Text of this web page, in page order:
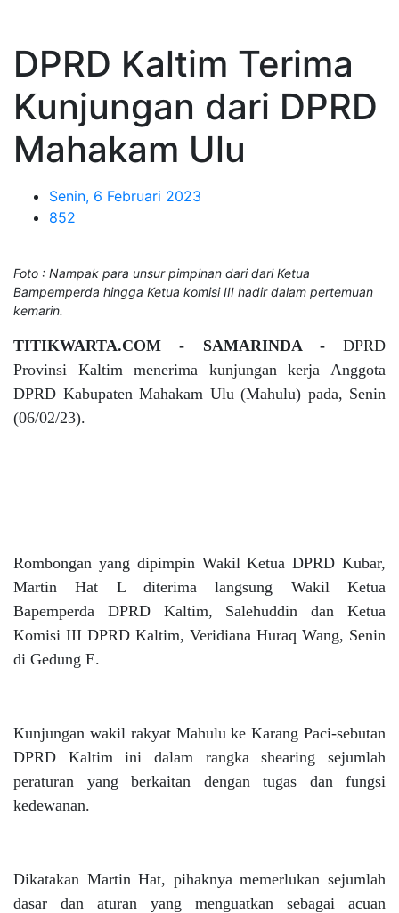
DPRD Kaltim Terima
Kunjungan dari DPRD
Mahakam Ulu
Senin, 6 Februari 2023
852
Foto : Nampak para unsur pimpinan dari dari Ketua
Bampemperda hingga Ketua komisi III hadir dalam pertemuan
kemarin.
TITIKWARTA.COM - SAMARINDA - DPRD
Provinsi Kaltim menerima kunjungan kerja Anggota
DPRD Kabupaten Mahakam Ulu (Mahulu) pada, Senin
(06/02/23).
Rombongan yang dipimpin Wakil Ketua DPRD Kubar,
Martin Hat L diterima langsung Wakil Ketua
Bapemperda DPRD Kaltim, Salehuddin dan Ketua
Komisi III DPRD Kaltim, Veridiana Huraq Wang, Senin
di Gedung E.
Kunjungan wakil rakyat Mahulu ke Karang Paci-sebutan
DPRD Kaltim ini dalam rangka shearing sejumlah
peraturan yang berkaitan dengan tugas dan fungsi
kedewanan.
Dikatakan Martin Hat, pihaknya memerlukan sejumlah
dasar dan aturan yang menguatkan sebagai acuan